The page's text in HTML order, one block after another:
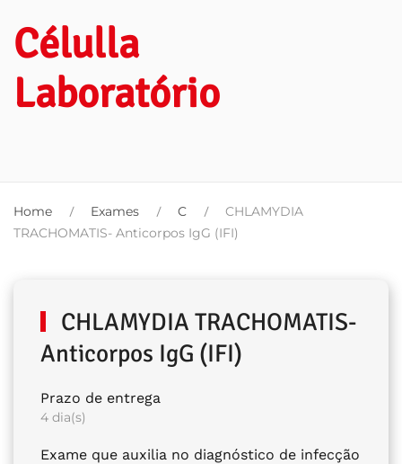
Célulla
Laboratório
Home Exames C
CHLAMYDIA
TRACHOMATIS- Anticorpos IgG (IFI)
CHLAMYDIA TRACHOMATIS-
Anticorpos IgG (IFI)
Prazo de entrega
4 dia(s)
Exame que auxilia no diagnóstico de infecção